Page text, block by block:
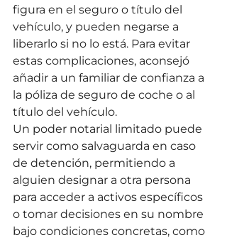
figura en el seguro o título del
vehículo, y pueden negarse a
liberarlo si no lo está. Para evitar
estas complicaciones, aconsejó
añadir a un familiar de confianza a
la póliza de seguro de coche o al
título del vehículo.
Un poder notarial limitado puede
servir como salvaguarda en caso
de detención, permitiendo a
alguien designar a otra persona
para acceder a activos específicos
o tomar decisiones en su nombre
bajo condiciones concretas, como